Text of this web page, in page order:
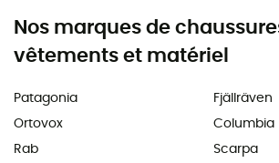
Nos marques de
vêtements et matériel
Patagonia
Ortovox
Rab
Fjällräven
Columbia
Scarpa